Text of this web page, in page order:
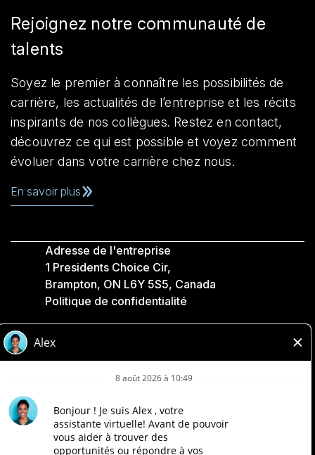
Rejoignez notre communauté de
talents
Soyez le premier à connaître les possibilités de
carrière, les actualités de l’entreprise et les récits
inspirants de nos collègues. Restez en contact,
découvrez ce qui est possible et voyez comment
évoluer dans votre carrière chez nous.
En savoir plus
Adresse de l'entreprise
1 Presidents Choice Cir,
Brampton, ON L6Y 5S5, Canada
Politique de confidentialité
Accessibilité
Compagnies Loblaw